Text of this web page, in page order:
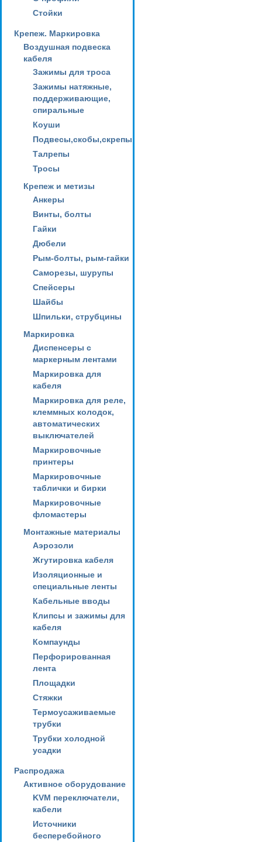
Стойки
Крепеж. Маркировка
Воздушная подвеска
кабеля
Зажимы для троса
Зажимы натяжные,
поддерживающие,
спиральные
Коуши
Подвесы,скобы,скрепы
Талрепы
Тросы
Крепеж и метизы
Анкеры
Винты, болты
Гайки
Дюбели
Рым-болты, рым-гайки
Саморезы, шурупы
Спейсеры
Шайбы
Шпильки, струбцины
Маркировка
Диспенсеры с
маркерным лентами
Маркировка для
кабеля
Маркировка для реле,
клеммных колодок,
автоматических
выключателей
Маркировочные
принтеры
Маркировочные
таблички и бирки
Маркировочные
фломастеры
Монтажные материалы
Аэрозоли
Жгутировка кабеля
Изоляционные и
специальные ленты
Кабельные вводы
Клипсы и зажимы для
кабеля
Компаунды
Перфорированная
лента
Площадки
Стяжки
Термоусаживаемые
трубки
Трубки холодной
усадки
Распродажа
Активное оборудование
KVM переключатели,
кабели
Источники
бесперебойного